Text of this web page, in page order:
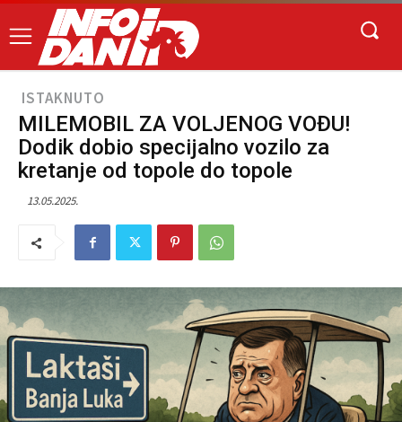
ISTAKNUTO
MILEMOBIL ZA VOLJENOG VOĐU!
Dodik dobio specijalno vozilo za
kretanje od topole do topole
13.05.2025.